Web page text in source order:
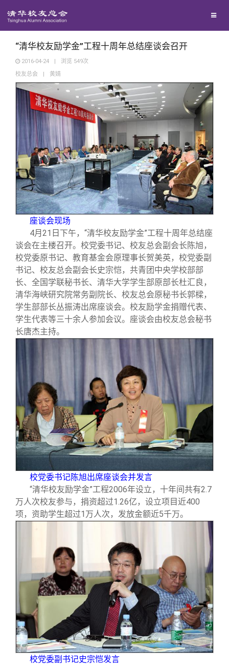
地区联络
院系校友工作
专业委员会
兴趣群体
西南联大校友会
回馈母校
捐赠新闻
捐赠纪事
捐赠方法
义工计划
《清华校友通讯》
《水木清华》
我要订阅
新媒体平台
百年清华
清华人物
清华故事
青春风采
校友文苑
校友讲坛
校友视界
校友服务
终身学习
信息化服务
三创大赛
实用信息
校友总会
总会简介
会长致辞
总会章程
理事会名单
关闭
“清华校友励学金”工程十周年总结座谈会召开
2016-04-24 | 浏览 549次
校友总会
| 黄婧
座谈会现场
4月21日下午，“清华校友励学金”工程十周年总结座
谈会在主楼召开。校党委书记、校友总会副会长陈旭，
校党委原书记、教育基金会原理事长贺美英，校党委副
书记、校友总会副会长史宗恺，共青团中央学校部部
长、全国学联秘书长、清华大学学生部原部长杜汇良，
清华海峡研究院常务副院长、校友总会原秘书长郭樑，
学生部部长丛振涛出席座谈会。校友励学金捐赠代表、
学生代表等三十余人参加会议。座谈会由校友总会秘书
长唐杰主持。
校党委书记陈旭出席座谈会并发言
“清华校友励学金”工程2006年设立，十年间共有2.7
万人次校友参与，捐资超过1.26亿，设立项目近400
项，资助学生超过1万人次，发放金额近5千万。
校党委副书记史宗恺发言